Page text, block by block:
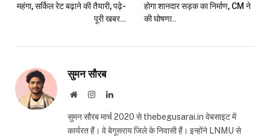
महंगा, सर्किल रेट बढ़ाने की तैयारी, पढ़े-
पूरी खबर…
होगा शानदार सड़क का निर्माण, CM ने
की घोषणा..
सुमन सौरब
WebsiteInstagramLinkedIn
सुमन सौरब मार्च 2020 से thebegusarai.in वेबसाइट में
कार्यरत हैं। वे बेगूसराय जिले के निवासी हैं। इन्होंने LNMU से